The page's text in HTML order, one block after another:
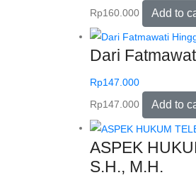
Rp160.000 Add to
Dari
Rp147.000
Rp147.000 Add to
ASPEK
S.H., M.H.